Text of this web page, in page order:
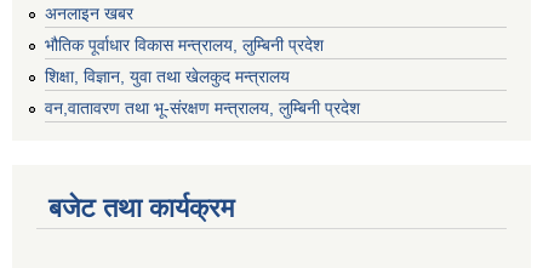
अनलाइन खबर
भौतिक पूर्वाधार विकास मन्त्रालय, लुम्बिनी प्रदेश
शिक्षा, विज्ञान, युवा तथा खेलकुद मन्‍‍त्रालय
वन,वातावरण तथा भू-संरक्षण मन्त्रालय, लुम्बिनी प्रदेश
बजेट तथा कार्यक्रम